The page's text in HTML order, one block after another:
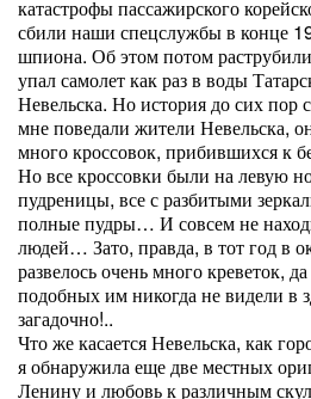
катастрофы пассажирского
сбили наши спецслужбы в конце
шпиона. Об этом потом
упал самолет как раз в воды
Невельска. Но история до сих пор
мне поведали жители Невельска,
много кроссовок, прибившихся к
Но все кроссовки были на левую
пудреницы, все с разбитыми
полные пудры… И совсем не
людей… Зато, правда, в тот год в
развелось очень много креветок,
подобных им никогда не видели в
загадочно!..
Что же касается Невельска, как
я обнаружила еще две местных
Ленину и любовь к различным